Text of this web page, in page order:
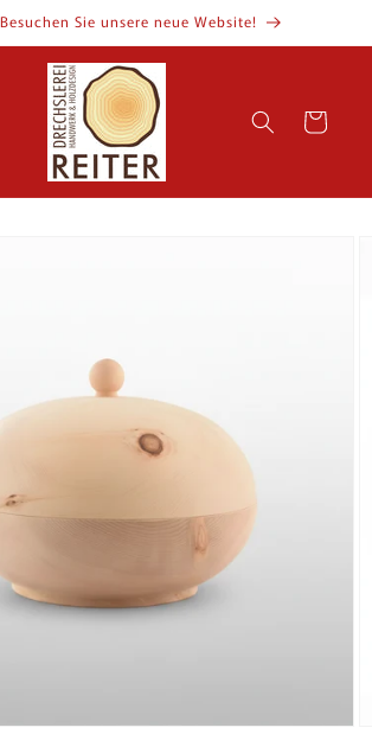
Sie unsere neue Website!
Warenkorb